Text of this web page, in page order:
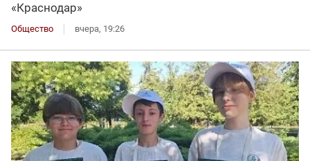
«Краснодар»
Общество вчера, 19:26